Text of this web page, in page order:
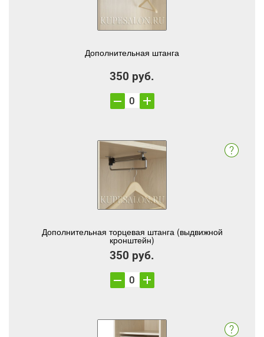
Дополнительная штанга
350 руб.
Дополнительная торцевая штанга (выдвижной
кронштейн)
350 руб.